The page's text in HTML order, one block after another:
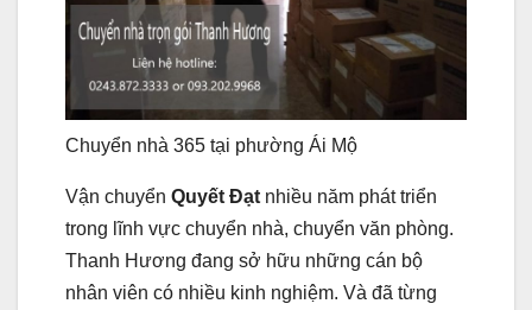
Chuyển nhà 365 tại phường Ái Mộ
Vận chuyển Quyết Đạt nhiều năm phát triển
trong lĩnh vực chuyển nhà, chuyển văn phòng.
Thanh Hương đang sở hữu những cán bộ
nhân viên có nhiều kinh nghiệm. Và đã từng